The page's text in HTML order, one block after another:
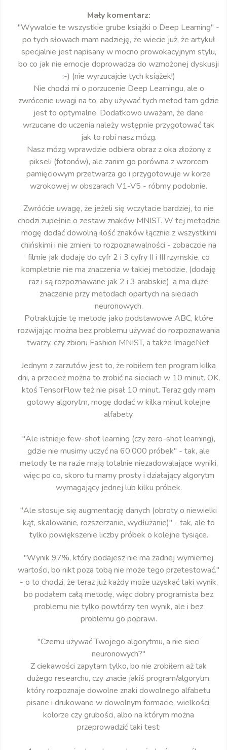
Mały komentarz:
"Wywalcie te wszystkie grube książki o Deep Learning" -
po tych słowach mam nadzieję, że wiecie już, że artykuł
specjalnie jest napisany w mocno prowokacyjnym stylu,
bo co jak nie emocje doprowadza do wzmożonej dyskusji
:-) (nie wyrzucajcie tych książek!)
Nie chodzi mi o porzucenie Deep Learningu, ale o
zwrócenie uwagi na to, aby używać tych metod tam gdzie
jest to optymalne. Dodatkowo uważam, że dane
wrzucane do uczenia należy wstępnie przygotować tak
jak to robi nasz mózg.
Nasz mózg wprawdzie odbiera obraz z oka złożony z
pikseli (fotonów), ale zanim go porówna z wzorcem
pamięciowym przetwarza go i przygotowuje w korze
wzrokowej w obszarach V1-V5 - róbmy podobnie.
Zwróćcie uwagę, że jeżeli się wczytacie bardziej, to nie
chodzi zupełnie o zestaw znaków MNIST. W tej metodzie
mogę dodać dowolną ilość znaków łącznie z wszystkimi
chińskimi i nie zmieni to rozpoznawalności - zobaczcie na
filmie jak dodaję do cyfr 2 i 3 cyfry II i III rzymskie, co
kompletnie nie ma znaczenia w takiej metodzie, (dodaję
raz i są rozpoznawane jak 2 i 3 arabskie), a ma duże
znaczenie przy metodach opartych na sieciach
neuronowych.
Potraktujcie tę metodę jako podstawowe ABC, które
rozwijając można bez problemu używać do rozpoznawania
twarzy, czy zbioru Fashion MNIST, a także ImageNet.
Jednym z zarzutów jest to, że robiłem ten program kilka
dni, a przecież można to zrobić na sieciach w 10 minut. OK,
ktoś TensorFlow też nie pisał 10 minut. Teraz gdy mam
gotowy algorytm, mogę dodać w kilka minut kolejne
alfabety.
"Ale istnieje few-shot learning (czy zero-shot learning),
gdzie nie musimy uczyć na 60.000 próbek" - tak, ale
metody te na razie mają totalnie niezadowalające wyniki,
więc po co, skoro tu mamy prosty i działający algorytm
wymagający jednej lub kilku próbek.
"Ale stosuje się augmentację danych (obroty o niewielki
kąt, skalowanie, rozszerzanie, wydłużanie)" - tak, ale to
tylko powiększenie liczby próbek o kolejne tysiące.
"Wynik 97%, który podajesz nie ma żadnej wymiernej
wartości, bo nikt poza tobą nie może tego przetestować."
- o to chodzi, że teraz już każdy może uzyskać taki wynik,
bo podałem całą metodę, więc dobry programista bez
problemu nie tylko powtórzy ten wynik, ale i bez
problemu go poprawi.
"Czemu używać Twojego algorytmu, a nie sieci
neuronowych?"
Z ciekawości zapytam tylko, bo nie zrobiłem aż tak
dużego researchu, czy znacie jakiś program/algorytm,
który rozpoznaje dowolne znaki dowolnego alfabetu
pisane i drukowane w dowolnym formacie, wielkości,
kolorze czy grubości, albo na którym można
przeprowadzić taki test: